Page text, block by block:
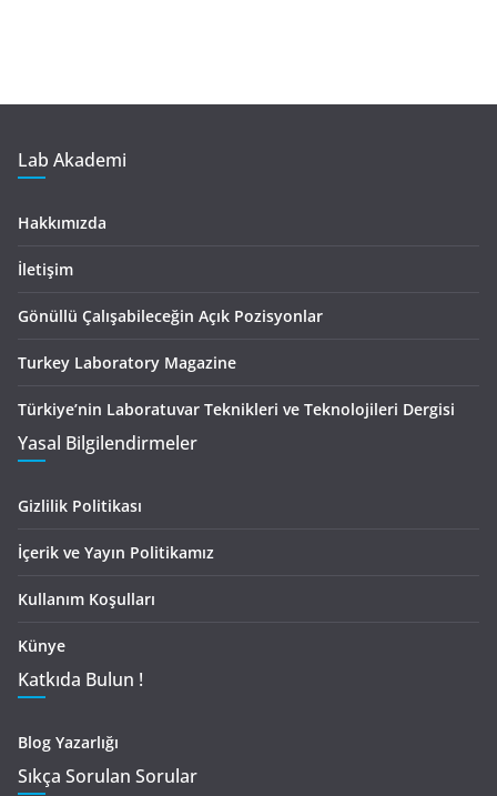
Lab Akademi
Hakkımızda
İletişim
Gönüllü Çalışabileceğin Açık Pozisyonlar
Turkey Laboratory Magazine
Türkiye’nin Laboratuvar Teknikleri ve Teknolojileri Dergisi
Yasal Bilgilendirmeler
Gizlilik Politikası
İçerik ve Yayın Politikamız
Kullanım Koşulları
Künye
Katkıda Bulun !
Blog Yazarlığı
Sıkça Sorulan Sorular